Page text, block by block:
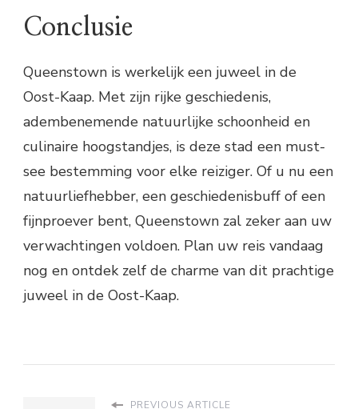
Conclusie
Queenstown is werkelijk een juweel in de
Oost-Kaap. Met zijn rijke geschiedenis,
adembenemende natuurlijke schoonheid en
culinaire hoogstandjes, is deze stad een must-
see bestemming voor elke reiziger. Of u nu een
natuurliefhebber, een geschiedenisbuff of een
fijnproever bent, Queenstown zal zeker aan uw
verwachtingen voldoen. Plan uw reis vandaag
nog en ontdek zelf de charme van dit prachtige
juweel in de Oost-Kaap.
PREVIOUS ARTICLE